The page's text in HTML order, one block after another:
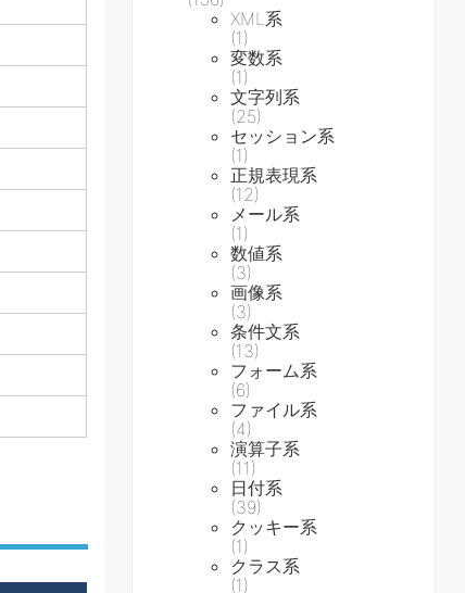
XML系
(1)
変数系
(1)
文字列系
(25)
セッション系
(1)
正規表現系
(12)
メール系
(1)
数値系
(3)
画像系
(3)
条件文系
(13)
フォーム系
(6)
ファイル系
(4)
演算子系
(11)
日付系
(39)
クッキー系
(1)
クラス系
(1)